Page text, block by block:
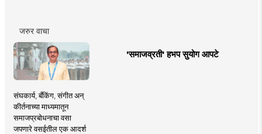
जरुर वाचा
'समाजव्रती' हभप सुयोग आपटे
संघकार्य, बँकिंग, संगीत अन्
कीर्तनाच्या माध्यमातून
समाजप्रबोधनाचा वसा
जपणारे वसईतील एक आदर्श